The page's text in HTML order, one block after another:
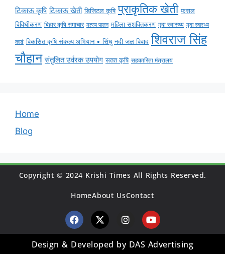
टिकाऊ कृषि टिकाऊ खेती डिजिटल कृषि प्राकृतिक खेती फसल
विविधीकरण बिहार कृषि समाचार मत्स्य पालन महिला सशक्तिकरण मृदा स्वास्थ्य मृदा स्वास्थ्य
कार्ड विकसित कृषि संकल्प अभियान • सिंधु नदी जल विवाद शिवराज सिंह
चौहान संतुलित उर्वरक उपयोग सतत कृषि सहकारिता मंत्रालय
Home
Blog
Copyright © 2024 Krishi Times All Rights Reserved.
HomeAbout UsContact
Design & Developed by DAS Advertising